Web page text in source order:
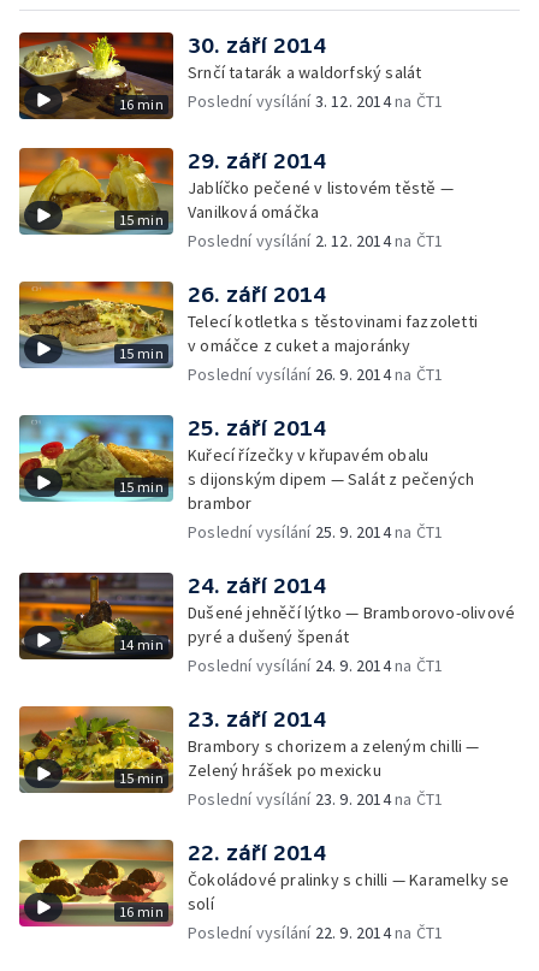
16 min
30. září 2014
Srnčí tatarák a waldorfský salát
Poslední vysílání3. 12. 2014na ČT1
15 min
29. září 2014
Jablíčko pečené v listovém těstě —
Vanilková omáčka
Poslední vysílání 2. 12. 2014na ČT1
15 min
26. září 2014
Telecí kotletka s těstovinami fazzoletti
v omáčce z cuket a majoránky
Poslední vysílání 26. 9. 2014na ČT1
15 min
25. září 2014
Kuřecí řízečky v křupavém obalu
s dijonským dipem — Salát z pečených
brambor
Poslední vysílání 25. 9. 2014na ČT1
14 min
24. září 2014
Dušené jehněčí lýtko — Bramborovo-olivové
pyré a dušený špenát
Poslední vysílání 24. 9. 2014na ČT1
15 min
23. září 2014
Brambory s chorizem a zeleným chilli —
Zelený hrášek po mexicku
Poslední vysílání 23. 9. 2014na ČT1
16 min
22. září 2014
Čokoládové pralinky s chilli — Karamelky se
solí
Poslední vysílání 22. 9. 2014na ČT1